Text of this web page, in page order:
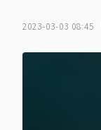
2023-03-03 08:45